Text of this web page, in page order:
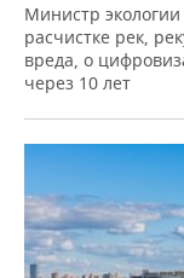
Министр
расчистке рек,
вреда, о
через 10 лет